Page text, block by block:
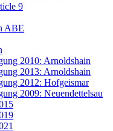
9
ABE
2010: Arnoldshain
2013: Arnoldshain
2012: Hofgeismar
2009: Neuendettelsau